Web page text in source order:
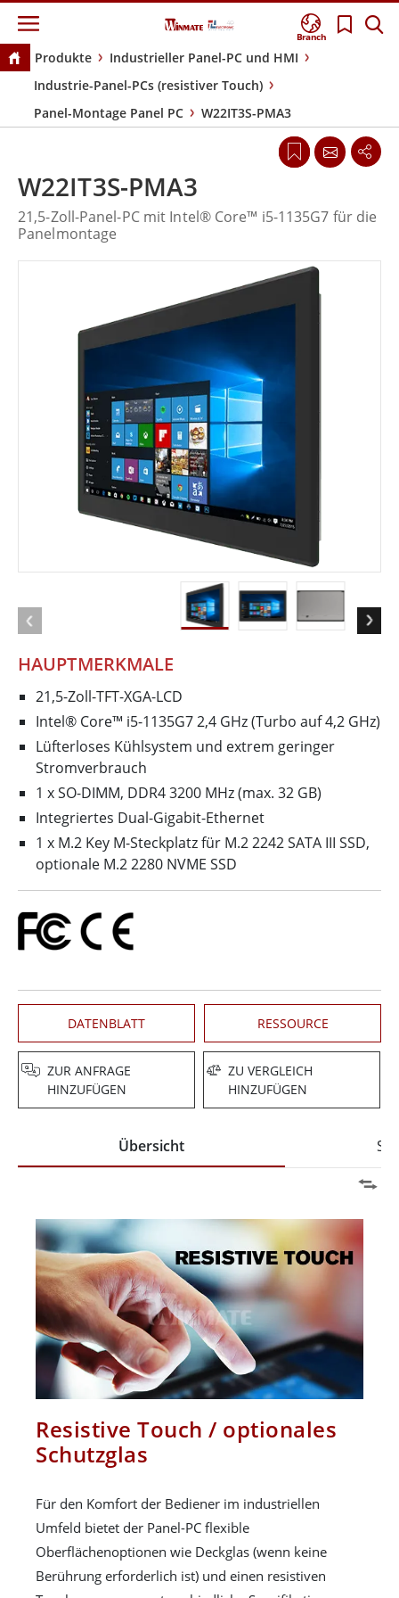
Branch
Produkte
Industrieller Panel-PC und HMI
Industrie-Panel-PCs (resistiver Touch)
Panel-Montage Panel PC
W22IT3S-PMA3
HAUPTMERKMALE
21,5-Zoll-TFT-XGA-LCD
Intel® Core™ i5-1135G7 2,4 GHz (Turbo auf 4,2 GHz)
Lüfterloses Kühlsystem und extrem geringer
Stromverbrauch
1 x SO-DIMM, DDR4 3200 MHz (max. 32 GB)
Integriertes Dual-Gigabit-Ethernet
1 x M.2 Key M-Steckplatz für M.2 2242 SATA III SSD,
optionale M.2 2280 NVME SSD
DATENBLATT RESSOURCE
ZUR ANFRAGE
HINZUFÜGEN
ZU VERGLEICH
HINZUFÜGEN
W22IT3S-PMA3
21,5-Zoll-Panel-PC mit Intel® Core™ i5-1135G7 für die
Panelmontage
Übersicht
Resistive Touch / optionales
Schutzglas
Für den Komfort der Bediener im industriellen
Umfeld bietet der Panel-PC flexible
Oberflächenoptionen wie Deckglas (wenn keine
Berührung erforderlich ist) und einen resistiven